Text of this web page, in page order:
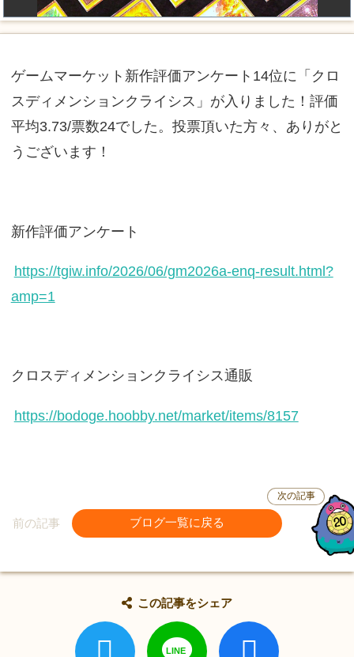
ゲームマーケット新作評価アンケート14位に「クロ
スディメンションクライシス」が入りました！評価
平均3.73/票数24でした。投票頂いた方々、ありがと
うございます！
新作評価アンケート
https://tgiw.info/2026/06/gm2026a-enq-result.html?
amp=1
クロスディメンションクライシス通販
https://bodoge.hoobby.net/market/items/8157
前の記事 ブログ一覧に戻る
次の記事
この記事をシェア